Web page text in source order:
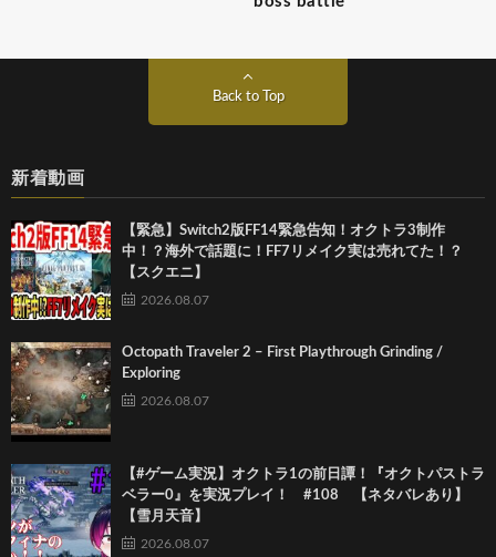
Back to Top
新着動画
【緊急】Switch2版FF14緊急告知！オクトラ3制作
中！？海外で話題に！FF7リメイク実は売れてた！？
【スクエニ】
2026.08.07
Octopath Traveler 2 – First Playthrough Grinding /
Exploring
2026.08.07
【#ゲーム実況】オクトラ1の前日譚！『オクトパストラ
ベラー0』を実況プレイ！ #108 【ネタバレあり】
【雪月天音】
2026.08.07